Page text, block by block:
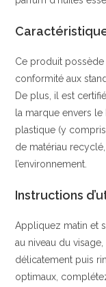
Ce produit possède
conformité aux
De plus, il est
la marque envers
plastique (y
de matériau
l’environnement.
Instructions
Appliquez matin et
au niveau du
délicatement puis
optimaux,